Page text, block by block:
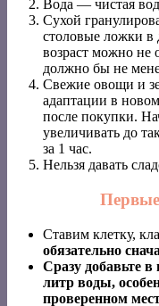
Вода — чистая
Сухой
столовые ложки
возраст можно не
должно бы не
Свежие овощи и
адаптации в
после покупки.
увеличивать до
за 1 час.
Нельзя давать
Ставим клетку,
обязательно
Сразу добавьте в
литр воды,
проверенном